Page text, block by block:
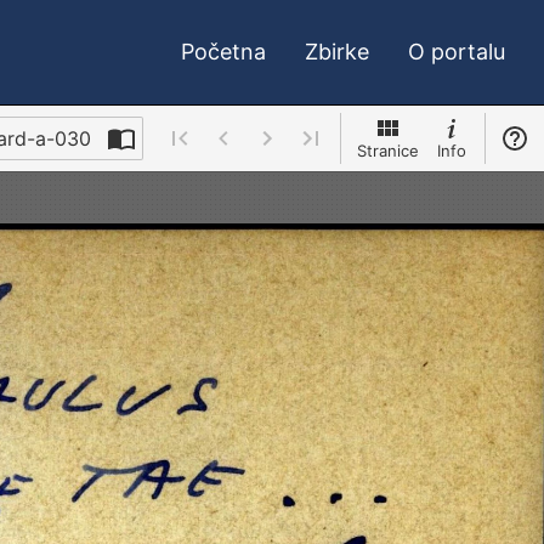
Početna Zbirke O portalu
a-030 Stranice Info